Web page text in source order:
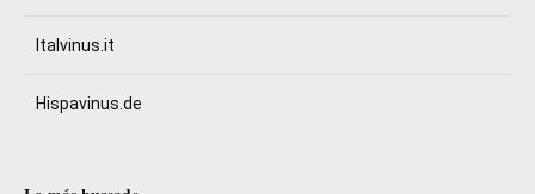
Italvinus.it
Hispavinus.de